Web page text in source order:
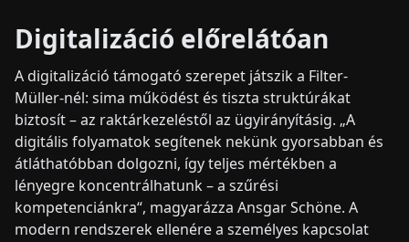
Digitalizáció előrelátóan
A digitalizáció támogató szerepet játszik a Filter-
Müller-nél: sima működést és tiszta struktúrákat
biztosít – az raktárkezeléstől az ügyirányításig. „A
digitális folyamatok segítenek nekünk gyorsabban és
átláthatóbban dolgozni, így teljes mértékben a
lényegre koncentrálhatunk – a szűrési
kompetenciánkra“, magyarázza Ansgar Schöne. A
modern rendszerek ellenére a személyes kapcsolat